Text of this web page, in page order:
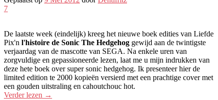
7
De laatste week (eindelijk) kreeg het nieuwe boek edities van Liefde
Pix'n l'histoire de Sonic The Hedgehog gewijd aan de twintigste
verjaardag van de mascotte van SEGA. Na enkele uren van
zorgvuldige en gepassioneerde lezen, laat me u mijn indrukken van
deze hete boek over super sonic hedgehog. Ik presenteer hier de
limited edition te 2000 kopieën versierd met een prachtige cover met
een gouden uitstraling en cahoutchouc hot.
Verder lezen →